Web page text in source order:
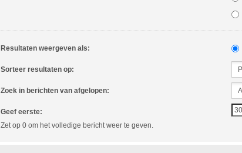
Resultaten weergeven als:
Sorteer resultaten op:
Zoek in berichten van afgelopen:
Geef eerste:
Zet op 0 om het volledige bericht weer te geven.